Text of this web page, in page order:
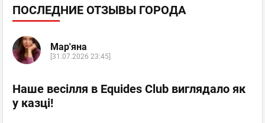
ПОСЛЕДНИЕ ОТЗЫВЫ ГОРОДА
Мар'яна
[31.07.2026 23:45]
Наше весілля в Equides Club виглядало як
у казці!